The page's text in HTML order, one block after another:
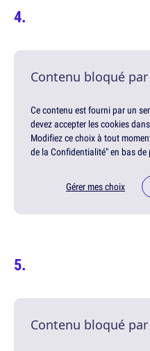
Contenu bloqué
Ce contenu est fourni par un
devez accepter les cookies
Modifiez ce choix à tout
de la Confidentialité" en bas de
Gérer mes choix
Contenu bloqué